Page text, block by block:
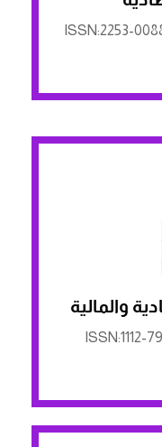
والمالية